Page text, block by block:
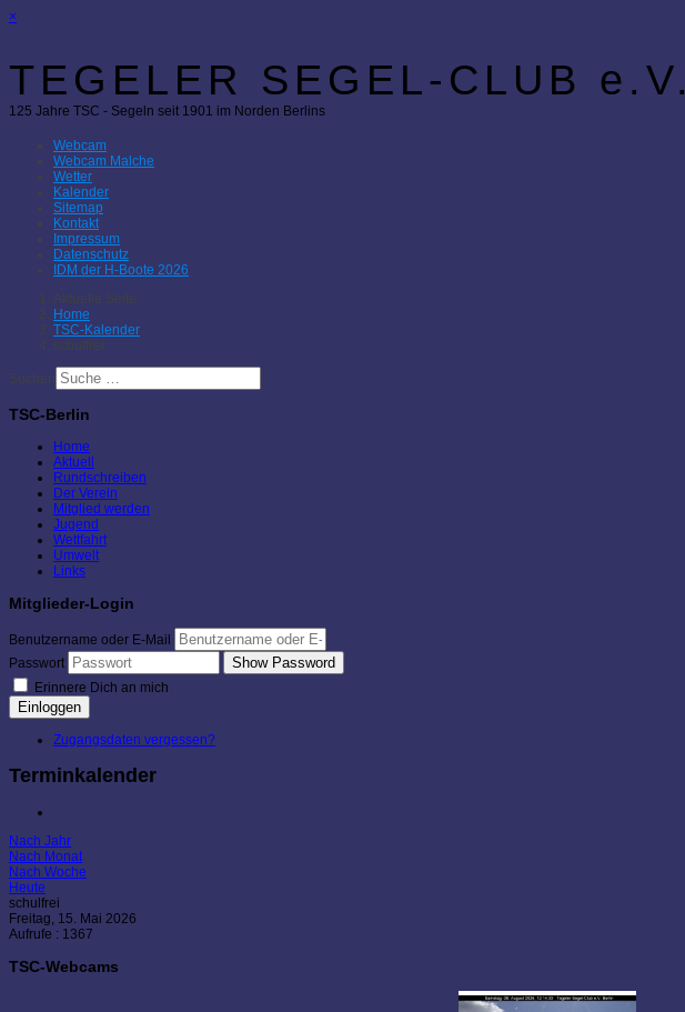
×
TEGELER SEGEL-CLUB e.V.
125 Jahre TSC - Segeln seit 1901 im Norden Berlins
Webcam
Webcam Malche
Wetter
Kalender
Sitemap
Kontakt
Impressum
Datenschutz
IDM der H-Boote 2026
Aktuelle Seite:
Home
TSC-Kalender
schulfrei
Suchen
TSC-Berlin
Home
Aktuell
Rundschreiben
Der Verein
Mitglied werden
Jugend
Wettfahrt
Umwelt
Links
Mitglieder-Login
Benutzername oder E-Mail
Passwort
Show Password
Erinnere Dich an mich
Einloggen
Zugangsdaten vergessen?
Terminkalender
Nach Jahr
Nach Monat
Nach Woche
Heute
schulfrei
Freitag, 15. Mai 2026
Aufrufe : 1367
TSC-Webcams